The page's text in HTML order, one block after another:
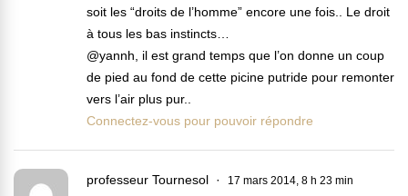
soit les “droits de l’homme” encore une fois.. Le droit
à tous les bas instincts…
@yannh, il est grand temps que l’on donne un coup
de pied au fond de cette picine putride pour remonter
vers l’air plus pur..
Connectez-vous pour pouvoir répondre
professeur Tournesol 17 mars 2014, 8 h 23 min